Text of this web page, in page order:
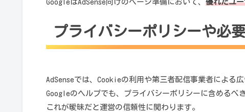
GoogleはAdSense向けのページ準備において、 優れたユ
プライバシーポリシーや必
AdSenseでは、Cookieの利用や第三者配信事業者による
Googleのヘルプでも、プライバシーポリシーに含めるべ
これが曖昧だと運営の信頼性に関わります。